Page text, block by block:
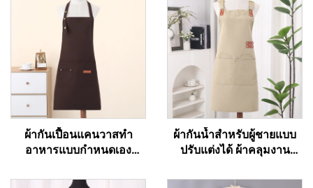
ผ้ากันเปื้อนแคนวาสทำ
อาหารแบบกำหนดเอง
พนักงานเสิร์ฟ ผ้ากันเปื้อน
ผ้ากันน้ำสำหรับผู้ชายแบบ
ปรับแต่งได้ ผ้าคลุมงาน
พร้อมกระเป๋า